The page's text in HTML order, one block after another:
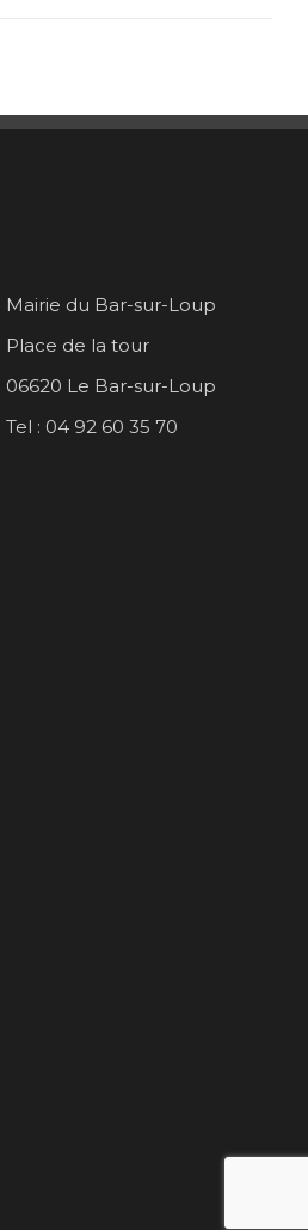
Mairie du Bar-sur-Loup
Place de la tour
06620 Le Bar-sur-Loup
Tel : 04 92 60 35 70